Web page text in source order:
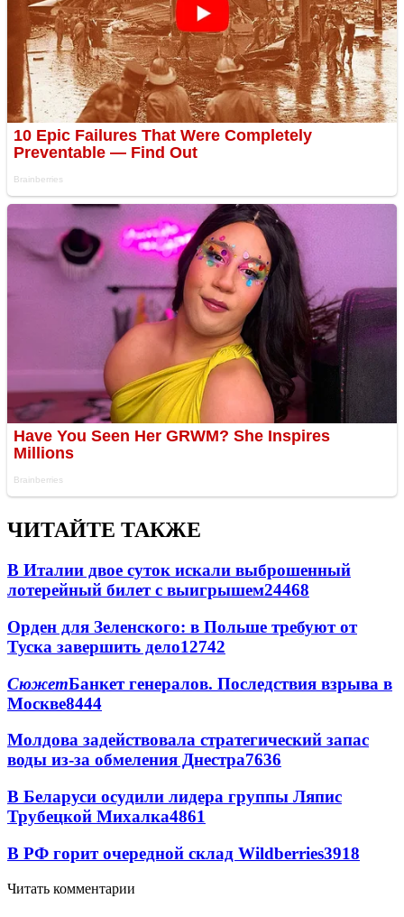
ЧИТАЙТЕ ТАКЖЕ
В Италии двое суток искали выброшенный
лотерейный билет с выигрышем24468
Орден для Зеленского: в Польше требуют от
Туска завершить дело12742
СюжетБанкет генералов. Последствия взрыва в
Москве8444
Молдова задействовала стратегический запас
воды из-за обмеления Днестра7636
В Беларуси осудили лидера группы Ляпис
Трубецкой Михалка4861
В РФ горит очередной склад Wildberries3918
Читать комментарии